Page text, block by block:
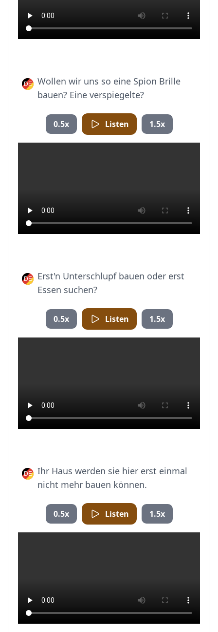
Wollen wir uns so eine Spion Brille
bauen? Eine verspiegelte?
0.5x Listen 1.5x
Erst'n Unterschlupf bauen oder erst
Essen suchen?
0.5x Listen 1.5x
Ihr Haus werden sie hier erst einmal
nicht mehr bauen können.
0.5x Listen 1.5x